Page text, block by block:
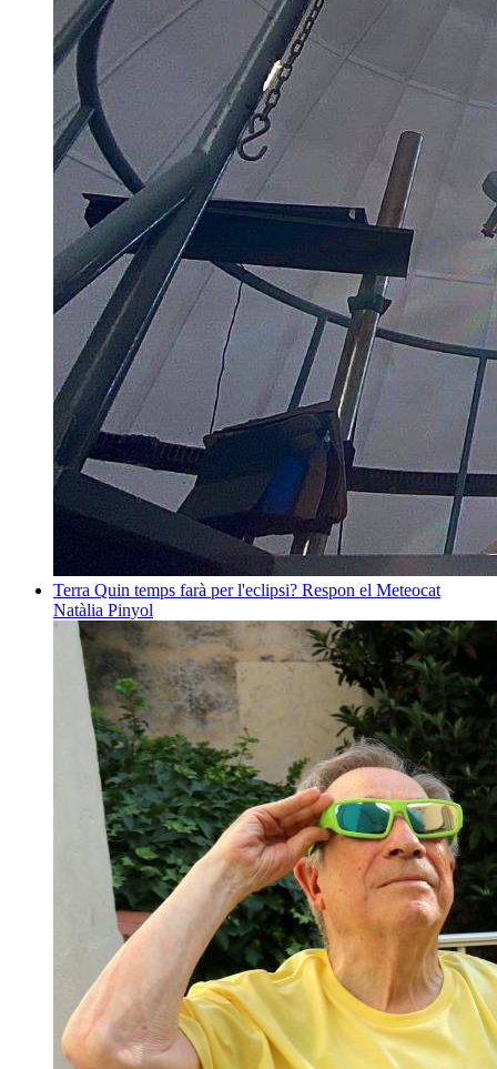
Terra Quin temps farà per l'eclipsi? Respon el Meteocat
Natàlia Pinyol